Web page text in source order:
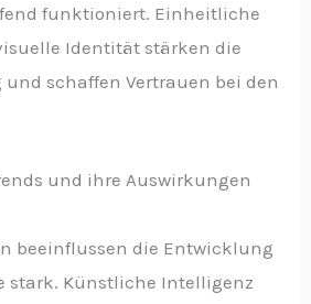
funktioniert. Einheitliche
Identität stärken die
schaffen Vertrauen bei den
und ihre Auswirkungen
beeinflussen die Entwicklung
stark. Künstliche Intelligenz